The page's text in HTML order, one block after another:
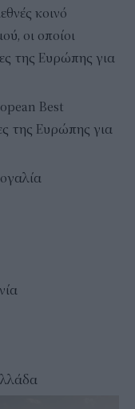
κοινό
οι οποίοι
της Ευρώπης για
Best
της Ευρώπης για